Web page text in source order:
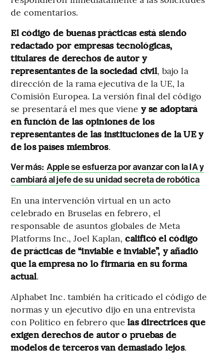
de comentarios.
El código de buenas prácticas está siendo
redactado por empresas tecnológicas,
titulares de derechos de autor y
representantes de la sociedad civil, bajo la
dirección de la rama ejecutiva de la UE, la
Comisión Europea. La versión final del código
se presentará el mes que viene y se adoptará
en función de las opiniones de los
representantes de las instituciones de la UE y
de los países miembros.
Ver más: Apple se esfuerza por avanzar con la IA y
cambiará al jefe de su unidad secreta de robótica
En una intervención virtual en un acto
celebrado en Bruselas en febrero, el
responsable de asuntos globales de Meta
Platforms Inc., Joel Kaplan,calificó el código
de prácticas de “inviable e inviable”, y añadió
que la empresa no lo firmaría en su forma
actual.
Alphabet Inc. también ha criticado el código de
normas y un ejecutivo dijo en una entrevista
con Politico en febrero quelas directrices que
exigen derechos de autor o pruebas de
modelos de terceros van demasiado lejos.